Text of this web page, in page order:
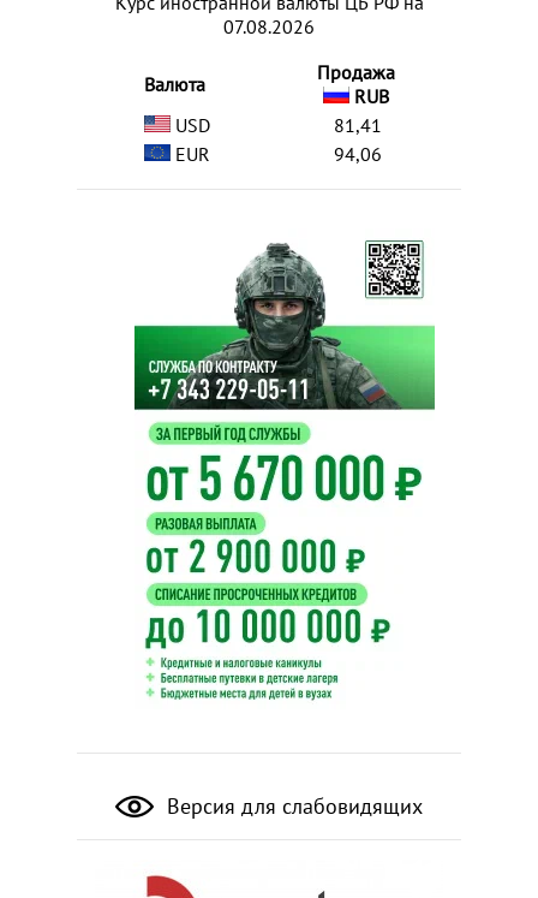
07.08.2026
Валюта
Продажа
RUB
USD
81,41
EUR
94,06
Версия для слабовидящих